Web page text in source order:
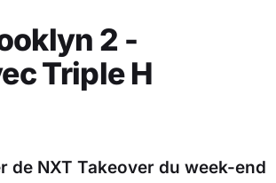
2 -
Triple H
de NXT Takeover du week-end